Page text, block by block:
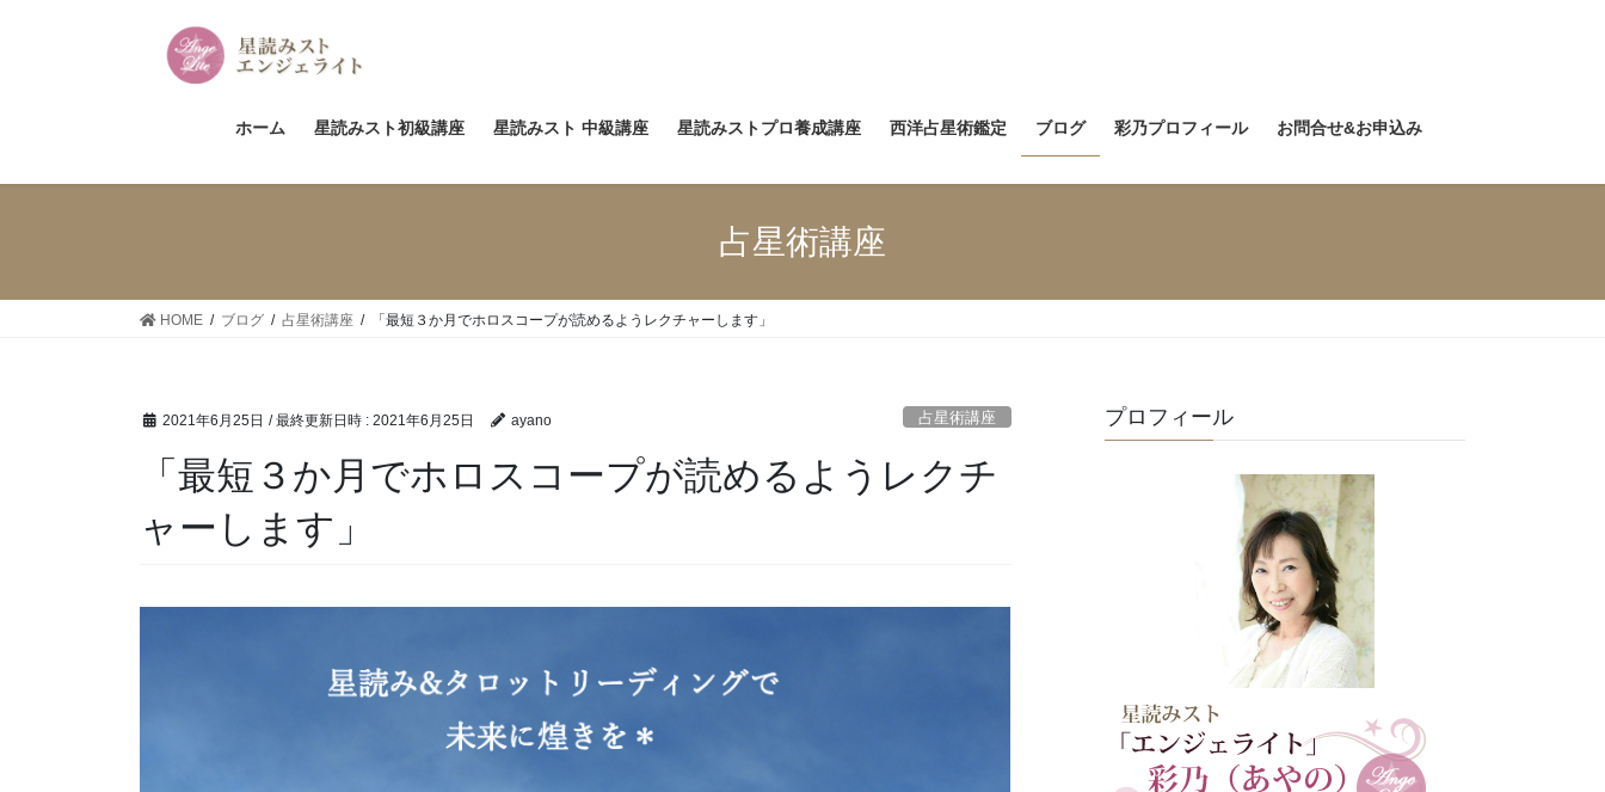
ス
ン
ホーム 星読みスト初級講座 星読みスト 中級講座 星読みストプロ養成講座 西洋占星術鑑定 ブログ 彩乃プロフィール お問合せ&お申込み
占星術講座
HOME ブログ 占星術講座 「最短３か月でホロスコープが読めるようレクチャーします」
2021年6月25日 / 最終更新日時 : 2021年6月25日 ayano 占星術講座
「最短３か月でホロスコープが読めるようレクチ
ャーします」
プロフィール